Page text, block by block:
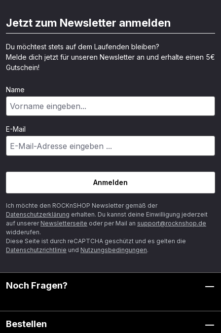
Jetzt zum Newsletter anmelden
Du möchtest stets auf dem Laufenden bleiben?
Melde dich jetzt für unseren Newsletter an und erhalte einen 5€
Gutschein!
Name
E-Mail
Anmelden
Ich möchte den ROCKnSHOP Newsletter gemäß der
Datenschutzerklärung erhalten. Du kannst deine Einwilligung jederzeit
auf unserer Newsletterseite oder per Mail an support@rocknshop.de
widderufen.
Diese Seite ist durch reCAPTCHA geschützt und es gelten die
Datenschutzrichtlinie und Nutzungsbedingungen.
Noch Fragen?
Bestellen